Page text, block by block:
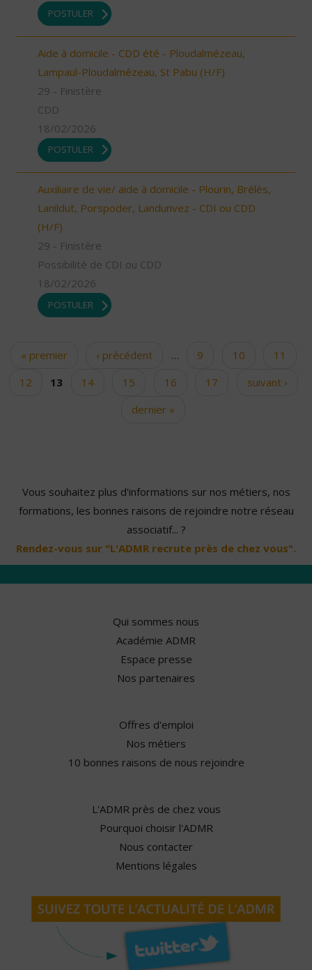
POSTULER
Aide à domicile - CDD été - Ploudalmézeau,
Lampaul-Ploudalmézeau, St Pabu (H/F)
29 - Finistère
CDD
18/02/2026
POSTULER
Auxiliaire de vie/ aide à domicile - Plourin, Brélès,
Lanildut, Porspoder, Landunvez - CDI ou CDD
(H/F)
29 - Finistère
Possibilité de CDI ou CDD
18/02/2026
POSTULER
Pages
« premier ‹ précédent … 9 10
11
12
13 14 15 16 17
suivant ›
dernier »
Vous souhaitez plus d'informations sur nos métiers, nos
formations, les bonnes raisons de rejoindre notre réseau
associatif... ?
Rendez-vous sur "L'ADMR recrute près de chez vous".
Qui sommes nous
Académie ADMR
Espace presse
Nos partenaires
Offres d'emploi
Nos métiers
10 bonnes raisons de nous rejoindre
L'ADMR près de chez vous
Pourquoi choisir l'ADMR
Nous contacter
Mentions légales